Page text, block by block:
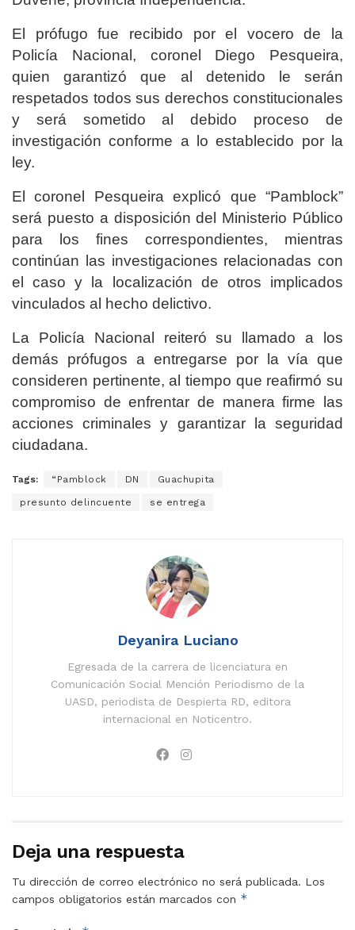
El prófugo fue recibido por el vocero de la
Policía Nacional, coronel Diego Pesqueira,
quien garantizó que al detenido le serán
respetados todos sus derechos constitucionales
y será sometido al debido proceso de
investigación conforme a lo establecido por la
ley.
El coronel Pesqueira explicó que “Pamblock”
será puesto a disposición del Ministerio Público
para los fines correspondientes, mientras
continúan las investigaciones relacionadas con
el caso y la localización de otros implicados
vinculados al hecho delictivo.
La Policía Nacional reiteró su llamado a los
demás prófugos a entregarse por la vía que
consideren pertinente, al tiempo que reafirmó su
compromiso de enfrentar de manera firme las
acciones criminales y garantizar la seguridad
ciudadana.
Tags: “Pamblock DN Guachupita
presunto delincuente se entrega
Deyanira Luciano
Egresada de la carrera de licenciatura en
Comunicación Social Mención Periodismo de la
UASD, periodista de Despierta RD, editora
internacional en Noticentro.
Deja una respuesta
Tu dirección de correo electrónico no será publicada. Los
campos obligatorios están marcados con *